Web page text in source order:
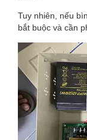
Tuy nhiên, nếu
bắt buộc và cần